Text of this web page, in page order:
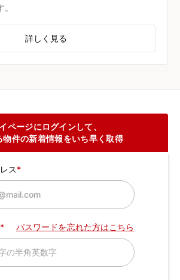
詳しく見る
ページにログインして、
物件の新着情報をいち早く取得
ス
パスワードを忘れた方はこちら